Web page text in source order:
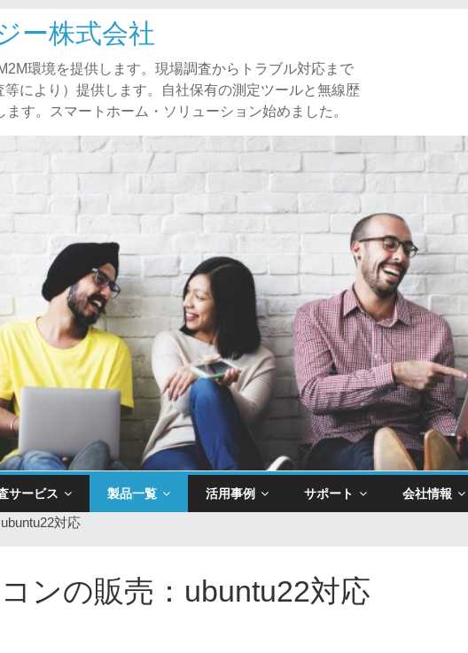
ー株式会社
環境を提供します。現場調査からトラブル対応まで
により）提供します。自社保有の測定ツールと無線歴
す。スマートホーム・ソリューション始めました。
サービス 製品一覧 活用事例 サポート 会社情報
対応
ンの販売：ubuntu22対応